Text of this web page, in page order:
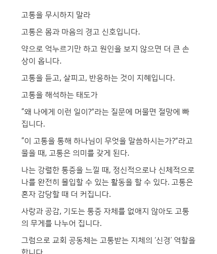
고통을 무시하지 말라
고통은 몸과 마음의 경고 신호입니다.
약으로 억누르기만 하고 원인을 보지 않으면 더 큰 손
상이 옵니다.
고통을 듣고, 살피고, 반응하는 것이 지혜입니다.
고통을 해석하는 태도가
“왜 나에게 이런 일이?”라는 질문에 머물면 절망에 빠
집니다.
“이 고통을 통해 하나님이 무엇을 말씀하시는가?”라고
물을 때, 고통은 의미를 갖게 된다.
나는 강렬한 통증을 느낄 때, 정신적으로나 신체적으로
나를 완전히 몰입할 수 있는 활동을 할 수 있다. 고통은
혼자 감당할 때 더 커집니다.
사랑과 공감, 기도는 통증 자체를 없애지 않아도 고통
의 무게를 나누어 집니다.
그럼으로 교회 공동체는 고통받는 지체의 ‘신경’ 역할을